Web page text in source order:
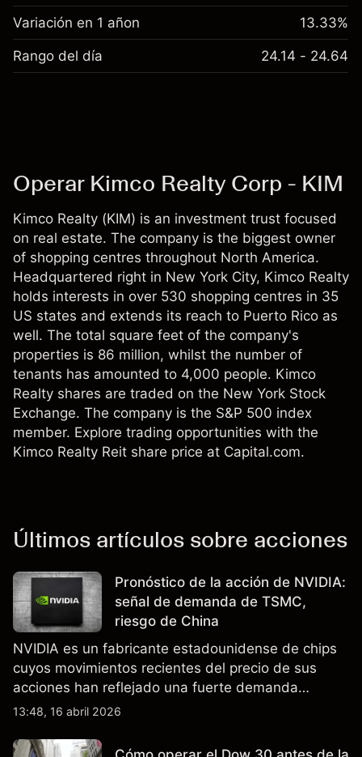
Variación en 1 añon 13.33%
Rango del día 24.14 - 24.64
Operar Kimco Realty Corp - KIM
Kimco Realty (KIM) is an investment trust focused
on real estate. The company is the biggest owner
of shopping centres throughout North America.
Headquartered right in New York City, Kimco Realty
holds interests in over 530 shopping centres in 35
US states and extends its reach to Puerto Rico as
well. The total square feet of the company's
properties is 86 million, whilst the number of
tenants has amounted to 4,000 people. Kimco
Realty shares are traded on the New York Stock
Exchange. The company is the S&P 500 index
member. Explore trading opportunities with the
Kimco Realty Reit share price at Capital.com.
Últimos artículos sobre acciones
Pronóstico de la acción de NVIDIA:
señal de demanda de TSMC,
riesgo de China
NVIDIA es un fabricante estadounidense de chips
cuyos movimientos recientes del precio de sus
acciones han reflejado una fuerte demanda
relacionada con la IA, ingresos trimestrales récord
de exportación de EE.UU. que afectan las ventas
13:48, 16 abril 2026